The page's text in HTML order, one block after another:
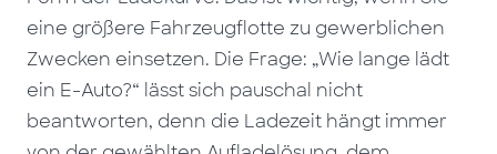
eine größere Fahrzeugflotte zu gewerblichen
Zwecken einsetzen. Die Frage: „Wie lange lädt
ein E-Auto?“ lässt sich pauschal nicht
beantworten, denn die Ladezeit hängt immer